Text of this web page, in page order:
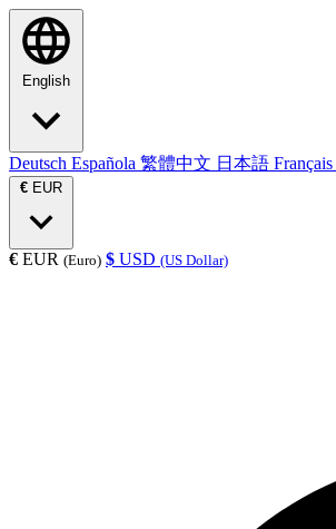
English
Deutsch Española 繁體中文 日本語 Français
€ EUR
€ EUR (Euro) $ USD (US Dollar)